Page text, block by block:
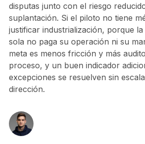
disputas junto con el riesgo
suplantación. Si el piloto no tiene
justificar industrialización, porque
sola no paga su operación ni su
meta es menos fricción y más
proceso, y un buen indicador
excepciones se resuelven sin
dirección.